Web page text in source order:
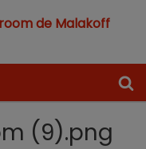
de Malakoff
(9).png